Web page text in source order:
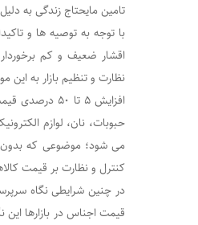
تامین مایحتاج زندگی به
با توجه به توصیه ها و
اقشار ضعیف و کم
نظارت و تنظیم بازار به
افزایش ۵ تا
حبوبات، نان، لوازم
می شود؛ موضوعی که بدون
کنترل و نظارت بر قیمت
در چنین شرایطی نگاه
قیمت اجناس در بازار‌ها